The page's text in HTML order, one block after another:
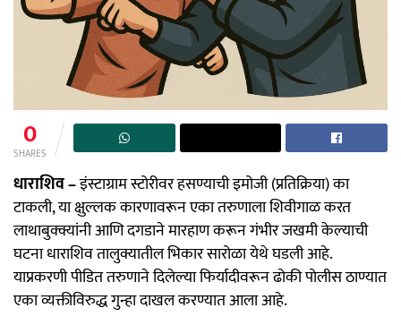
0
SHARES
धाराशिव –इंस्टाग्राम स्टोरीवर हसण्याची इमोजी (प्रतिक्रिया) का
टाकली, या क्षुल्लक कारणावरून एका तरुणाला शिवीगाळ करत
लाथाबुक्क्यांनी आणि दगडाने मारहाण करून गंभीर जखमी केल्याची
घटना धाराशिव तालुक्यातील भिकार सारोळा येथे घडली आहे.
याप्रकरणी पीडित तरुणाने दिलेल्या फिर्यादीवरून ढोकी पोलीस ठाण्यात
एका व्यक्तीविरुद्ध गुन्हा दाखल करण्यात आला आहे.